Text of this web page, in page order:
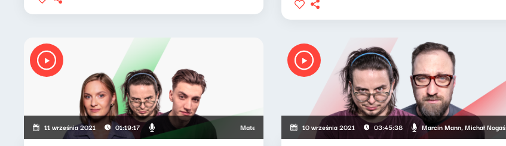
11 września 2021 01:19:17 Mateusz Andruszkiewicz, Marcin Mann, Maciej Jankowski
10 września 2021 03:45:38 Marcin Mann, Michał Nogaś